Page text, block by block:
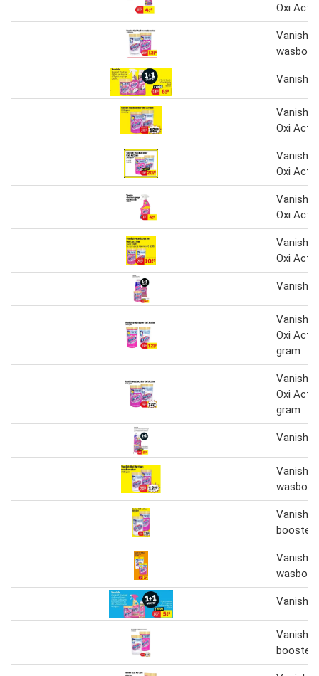
Oxi
Vanish
Vanish
Vanish
Oxi
Vanish
Oxi
Vanish
Oxi
Vanish
Oxi
Vanish
Vanish
Oxi
gram
Vanish
Oxi
gram
Vanish
Vanish
Vanish
booster
Vanish
Vanish
Vanish
booster